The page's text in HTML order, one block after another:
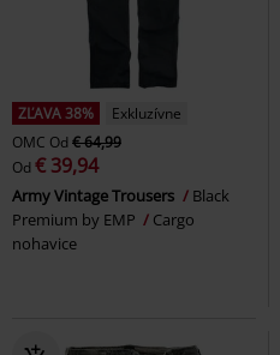
ZĽAVA 38%
Exkluzívne
OMC Od € 64,99
Od € 39,94
Army Vintage Trousers
Black
Premium by EMP
Cargo
nohavice